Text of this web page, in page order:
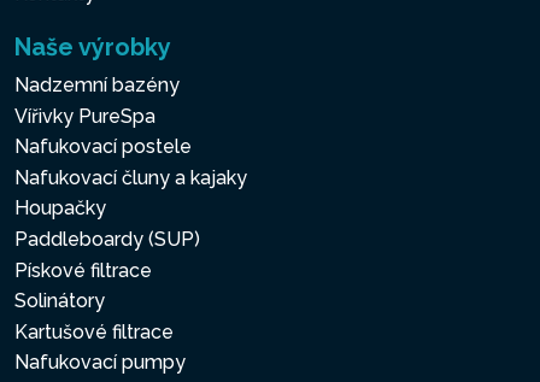
Naše výrobky
Nadzemní bazény
Vířivky PureSpa
Nafukovací postele
Nafukovací čluny a kajaky
Houpačky
Paddleboardy (SUP)
Pískové filtrace
Solinátory
Kartušové filtrace
Nafukovací pumpy